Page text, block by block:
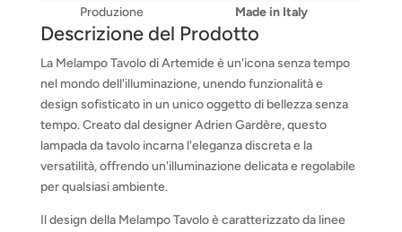
Produzione
Made in Italy
Descrizione del Prodotto
La Melampo Tavolo di Artemide è un'icona senza tempo
nel mondo dell'illuminazione, unendo funzionalità e
design sofisticato in un unico oggetto di bellezza senza
tempo. Creato dal designer Adrien Gardère, questo
lampada da tavolo incarna l'eleganza discreta e la
versatilità, offrendo un'illuminazione delicata e regolabile
per qualsiasi ambiente.
Il design della Melampo Tavolo è caratterizzato da linee